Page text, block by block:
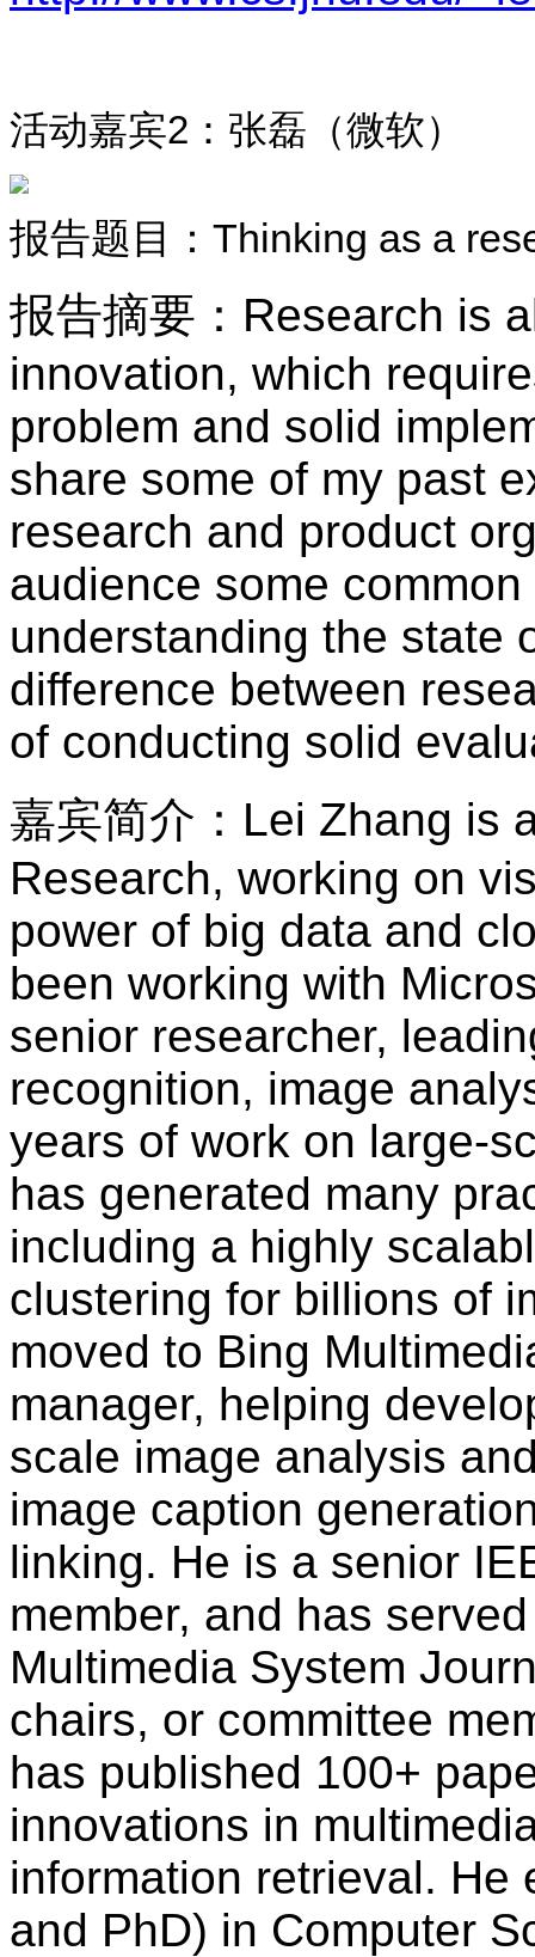
活动嘉宾2 ：张磊（微软）
报告题目 ： Thinking as a
报告摘要 ： Research is
innovation, which
problem and solid
share some of my past
research and product
audience some
understanding the state
difference between
of conducting solid
嘉宾简介： Lei Zhang is
Research, working on
power of big data and
been working with
senior researcher,
recognition, image
years of work on large-
has generated many
including a highly
clustering for billions of
moved to Bing
manager, helping
scale image analysis
image caption
linking. He is a senior
member, and has
Multimedia System
chairs, or committee
has published 100+
innovations in
information retrieval. He
and PhD) in Computer